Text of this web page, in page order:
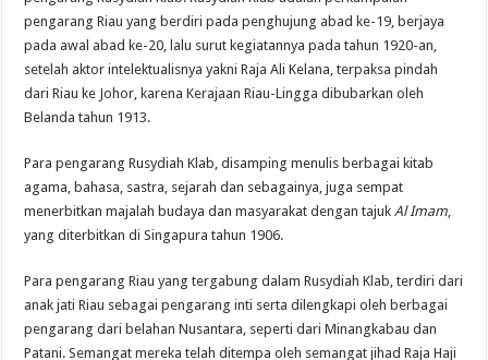
pengarang Riau yang berdiri pada penghujung abad ke-19, berjaya
pada awal abad ke-20, lalu surut kegiatannya pada tahun 1920-an,
setelah aktor intelektualisnya yakni Raja Ali Kelana, terpaksa pindah
dari Riau ke Johor, karena Kerajaan Riau-Lingga dibubarkan oleh
Belanda tahun 1913.
Para pengarang Rusydiah Klab, disamping menulis berbagai kitab
agama, bahasa, sastra, sejarah dan sebagainya, juga sempat
menerbitkan majalah budaya dan masyarakat dengan tajukAl Imam
yang diterbitkan di Singapura tahun 1906.
Para pengarang Riau yang tergabung dalam Rusydiah Klab, terdiri dari
anak jati Riau sebagai pengarang inti serta dilengkapi oleh berbagai
pengarang dari belahan Nusantara, seperti dari Minangkabau dan
Patani. Semangat mereka telah ditempa oleh semangat jihad Raja Haji